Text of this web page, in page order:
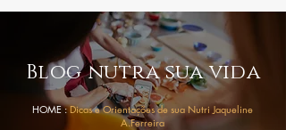
Blog nutra sua vida
HOME : Dicas e Orientações de sua Nutri Jaqueline
A.Ferreira